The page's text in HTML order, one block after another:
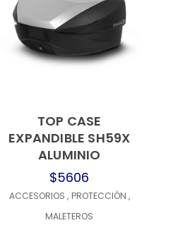
TOP CASE
EXPANDIBLE SH59X
ALUMINIO
$5606
ACCESORIOS , PROTECCIÓN ,
MALETEROS